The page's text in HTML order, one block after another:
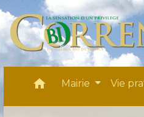
home Mairie Vie